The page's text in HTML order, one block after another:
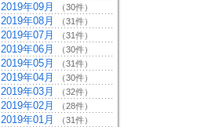
2019年09月 （30件）
2019年08月 （31件）
2019年07月 （31件）
2019年06月 （30件）
2019年05月 （31件）
2019年04月 （30件）
2019年03月 （32件）
2019年02月 （28件）
2019年01月 （31件）